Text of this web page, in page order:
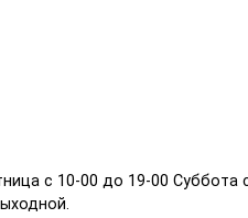
с 10-00 до 19-00 Суббота